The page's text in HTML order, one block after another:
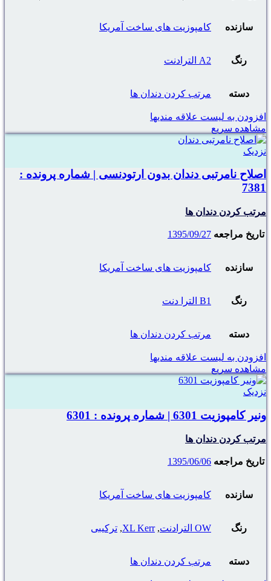
سازنده کامپوزیت های ساخت آمریکا
رنگ A2 الترادنت
دسته مرتب کردن دندان ها
افزودن به لیست علاقه مندیها
مشاهده سریع
نزدیک
اصلاح نامرتبی دندان بدون ارتودنسی | شماره پرونده :
7381
مرتب کردن دندان ها
تاریخ مراجعه 1395/09/27
سازنده کامپوزیت های ساخت آمریکا
رنگ B1 الترا دنت
دسته مرتب کردن دندان ها
افزودن به لیست علاقه مندیها
مشاهده سریع
نزدیک
ونیر کامپوزیت 6301 | شماره پرونده : 6301
مرتب کردن دندان ها
تاریخ مراجعه 1395/06/06
سازنده کامپوزیت های ساخت آمریکا
رنگ OW الترادنت ,
XL Kerr
, ترکیبی
دسته مرتب کردن دندان ها